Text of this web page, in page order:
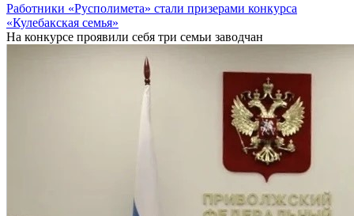
Работники «Русполимета» стали призерами конкурса
«Кулебакская семья»
На конкурсе проявили себя три семьи заводчан